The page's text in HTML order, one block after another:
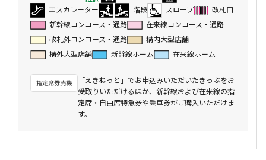
エスカレーター
階段 スロープ
改札口
新幹線コンコース・通路
在来線コンコース・通路
改札外コンコース・通路
構内大型店舗
構外大型店舗
新幹線ホーム 在来線ホーム
「えきねっと」でお申込みいただいたきっぷをお
受取りいただけるほか、新幹線および在来線の指
定席・自由席特急券や乗車券がご購入いただけま
す。